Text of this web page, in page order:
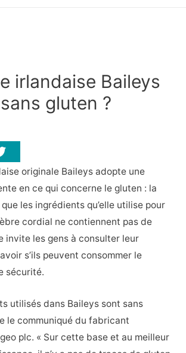
irlandaise Baileys
gluten ?
originale Baileys adopte une
en ce qui concerne le gluten : la
les ingrédients qu’elle utilise pour
cordial ne contiennent pas de
invite les gens à consulter leur
s’ils peuvent consommer le
sécurité.
utilisés dans Baileys sont sans
le communiqué du fabricant
plc. « Sur cette base et au meilleur